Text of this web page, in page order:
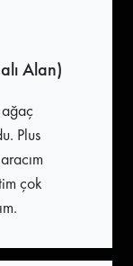
Alan)
Plus
çok